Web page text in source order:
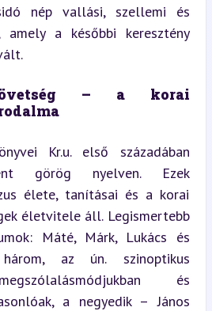
nép vallási, szellemi és
amely a későbbi keresztény
– a korai
Kr.u. első századában
görög nyelven. Ezek
élete, tanításai és a korai
életvitele áll. Legismertebb
Máté, Márk, Lukács és
az ún. szinoptikus
és
a negyedik – János